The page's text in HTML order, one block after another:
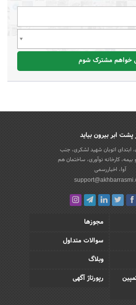
خواهم مشترک شوم
پشت ابر بیرون بیاید
ابتدای اتوبان شهید لشکری، جنب
بیمه، کارخانه نوآوری، ساختمان هم
آوا، اخباررسمی
مجوزها
سوالات متداول
وبلاگ
رپورتاژ آگهی